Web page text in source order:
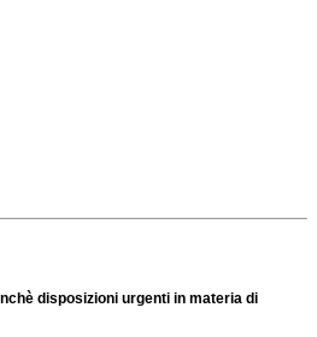
disposizioni urgenti in materia di